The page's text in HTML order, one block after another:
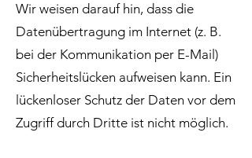
Wir weisen darauf hin, dass die
Datenübertragung im Internet (z. B.
bei der Kommunikation per E-Mail)
Sicherheitslücken aufweisen kann. Ein
lückenloser Schutz der Daten vor dem
Zugriff durch Dritte ist nicht möglich.